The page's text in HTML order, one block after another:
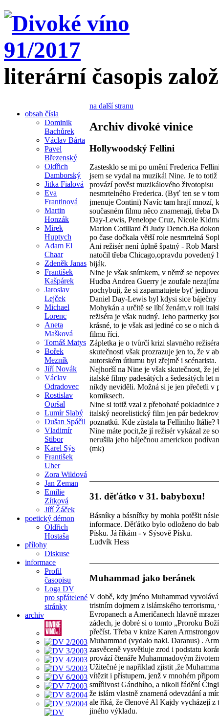
literární časopis
obsah čísla
Dominik
Bachůrek
Václav Bárta
Pavel
Březenský
Oldřich
Damborský
Jitka Fialová
Eva
Frantinová
Martin
Honzák
Mirek
Huptych
Adam El
Chaar
Zdeněk Janas
František
Kašpárek
Jaroslav
Lejček
Michael
Lorenc
Aneta
Mašková
Tomáš Matys
Bořek
Mezník
Jiří Novák
Václav
Odradovec
Rostislav
Opršal
Lumír Slabý
Dušan Spáčil
Vladimír
Stibor
Karel Sýs
František
Uher
Zora Wildová
Jan Zeman
Emilie
Zítková
Jiří Žáček
poetický démon
Oldřich
Hostaša
přílohy
Diskuse
informace
Profil
časopisu
Loga DV
pro spřátelené
stránky
archiv
na další stranu
Archiv divoké vinice
Hollywoodský Fellini
Zastesklo se mi po umění Frederica
jsem se vydal na muzikál Nine. Je to
provází pověst muzikálového životopisu
nesmrtelného Frederica. (Byť ten se v
jmenuje Contini) Navíc tam hrají mnozí,
současném filmu něco znamenají, třeba
Day-Lewis, Penelope Cruz, Nicole
Marion Cotillard či Judy Dench.Ba
po čase dočkala větší role nesmrtelná
Ani režisér není úplně špatný - Rob
natočil třeba Chicago,opravdu povedený
biják.
Nine je však snímkem, v němž se
Hudba Andrea Guerry je zoufale
pochybuji, že si zapamatujete byť
Daniel Day-Lewis byl kdysi sice báječny
Mohykán a určitě se líbí ženám,v roli
režiséra je však nudný. Jeho partnerky
krásné, to je však asi jediné co se o nich
filmu říci.
Zápletka je o tvůrčí krizi slavného
skutečnosti však prozrazuje jen to, že v
autorském útlumu byl zřejmě i scénarista.
Nejhorší na Nine je však skutečnost, že
italské filmy padesátých a šedesátých let
nikdy neviděli. Možná si je jen přečetli v
komiksech.
Nine si totiž vzal z přebohaté pokladnice
italský neorelistický film jen pár
poznatků. Kde zůstala ta Felliniho Itálie?
Nine máte pocit,že jí režisér vykázal ze
nerušila jeho báječnou americkou
(mk)
31. děťátko v 31. babyboxu!
Básníky a básnířky by mohla potěšit
informace. Děťátko bylo odloženo do
Písku. Já říkám - v Sýsově Písku.
Ludvík Hess
Muhammad jako beránek
V době, kdy jméno Muhammad
tristním dojmem z islámského terrorismu,
Evropanech a Američanech hlavně
zádech, je dobré si o tomto „Proroku
přečíst. Třeba v knize Karen
Muhammad (vydalo nakl. Daranus) .
zasvěceně vysvětluje zrod i podstatu
provází čtenáře Muhammadovým
Užitečné je například zjistit ,že
vítězit i přístupem, jenž v mnohém
smířlivost Gándhího, a nikoli řádění
že islám vlastně znamená odevzdání a
ale říká, že členové Al Kajdy vycházejí z
jiného výkladu.